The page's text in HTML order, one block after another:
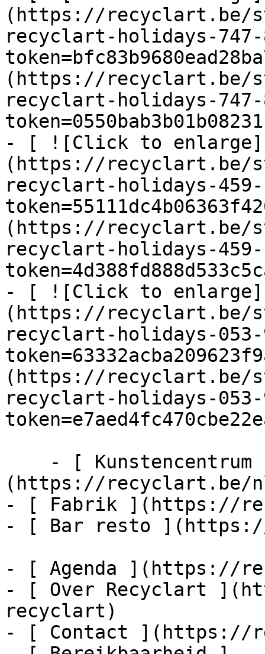
(https://recyclart.be/
recyclart-holidays-747-
(https://recyclart.be/
recyclart-holidays-747-
- [ ![Click to enlarge]
(https://recyclart.be/
recyclart-holidays-459-
(https://recyclart.be/
recyclart-holidays-459-
- [ ![Click to enlarge]
(https://recyclart.be/
recyclart-holidays-053-
(https://recyclart.be/
recyclart-holidays-053-
(https://recyclart.be/
- [ Fabrik ](https://
- [ Bar resto
- [ Agenda ](https://
- [ Over Recyclart
recyclart)
- [ Contact ](https://